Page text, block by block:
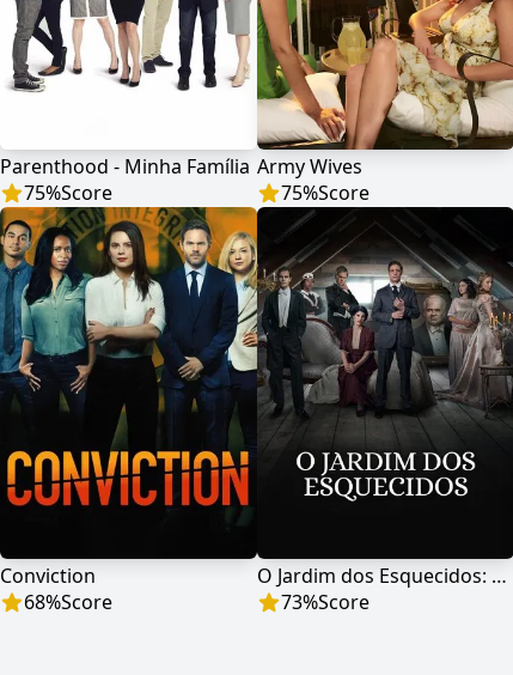
Parenthood - Minha Família
75%Score
Army Wives
75%Score
Conviction
68%Score
O Jardim dos Esquecidos: A Origem
73%Score